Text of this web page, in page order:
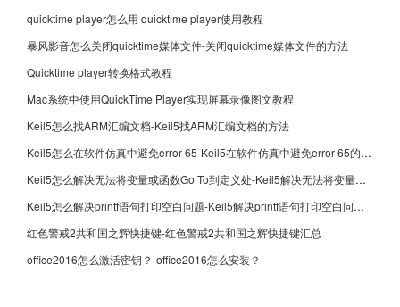
quicktime player怎么用 quicktime player使用教程
暴风影音怎么关闭quicktime媒体文件-关闭quicktime媒体文件的方法
Quicktime player转换格式教程
Mac系统中使用QuickTime Player实现屏幕录像图文教程
Keil5怎么找ARM汇编文档-Keil5找ARM汇编文档的方法
Keil5怎么在软件仿真中避免error 65-Keil5在软件仿真中避免error 65的方法
Keil5怎么解决无法将变量或函数Go To到定义处-Keil5解决无法将变量或函数Go To到定义处的方法
Keil5怎么解决printf语句打印空白问题-Keil5解决printf语句打印空白问题的方法
红色警戒2共和国之辉快捷键-红色警戒2共和国之辉快捷键汇总
office2016怎么激活密钥？-office2016怎么安装？